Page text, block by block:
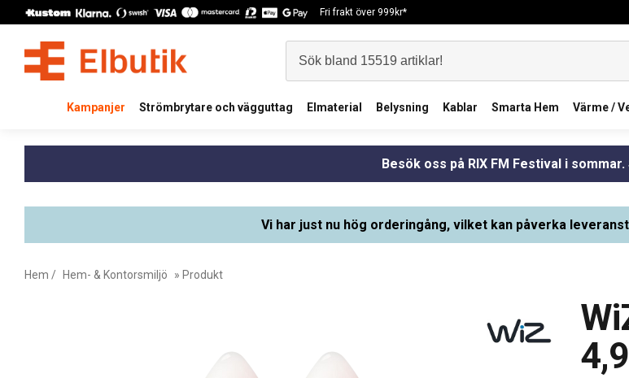
Fri frakt över 999kr*
Kampanjer Strömbrytare och vägguttag Elmaterial Belysning Kablar Smarta Hem Värme /
Besök oss på RIX FM Festival i sommar.
Vi har just nu hög orderingång, vilket kan påverka
Hem / Hem- & Kontorsmiljö » Produkt